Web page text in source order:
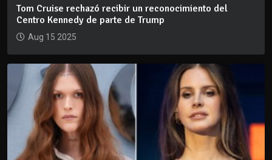
Tom Cruise rechazó recibir un reconocimiento del
Centro Kennedy de parte de Trump
Aug 15 2025